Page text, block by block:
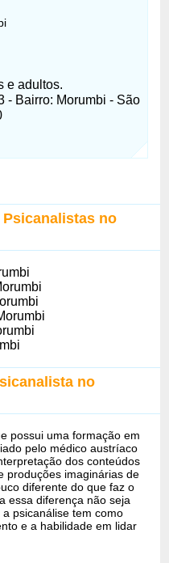
e adultos.
- Bairro: Morumbi - São
no
no
possui uma formação em
pelo médico austríaco
dos conteúdos
produções imaginárias de
diferente do que faz o
essa diferença não seja
psicanálise tem como
e a habilidade em lidar